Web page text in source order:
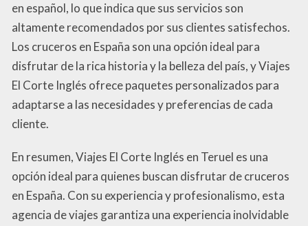
en español, lo que indica que sus servicios son
altamente recomendados por sus clientes satisfechos.
Los cruceros en España son una opción ideal para
disfrutar de la rica historia y la belleza del país, y Viajes
El Corte Inglés ofrece paquetes personalizados para
adaptarse a las necesidades y preferencias de cada
cliente.
En resumen, Viajes El Corte Inglés en Teruel es una
opción ideal para quienes buscan disfrutar de cruceros
en España. Con su experiencia y profesionalismo, esta
agencia de viajes garantiza una experiencia inolvidable